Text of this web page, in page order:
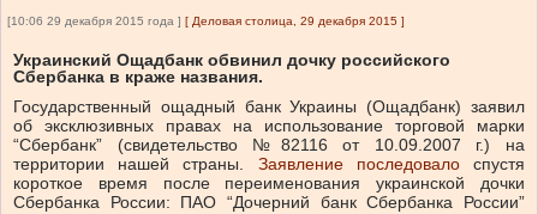
[10:06 29 декабря 2015 года ] [ Деловая столица, 29 декабря 2015 ]
Украинский Ощадбанк обвинил дочку российского
Сбербанка в краже названия.
Государственный ощадный банк Украины (Ощадбанк) заявил
об эксклюзивных правах на использование торговой марки
“Сбербанк” (свидетельство №82116 от 10.09.2007 г.) на
территории нашей страны. Заявление последовалоспустя
короткое время после переименования украинской дочки
Сбербанка России: ПАО “Дочерний банк Сбербанка России”